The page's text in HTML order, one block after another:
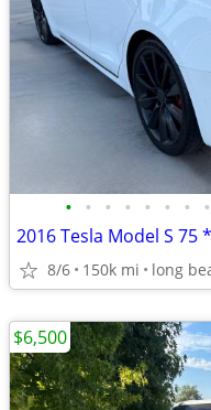
• • • • • • • •
2016 Tesla Model S 75
8/6 150k mi long
$6,500